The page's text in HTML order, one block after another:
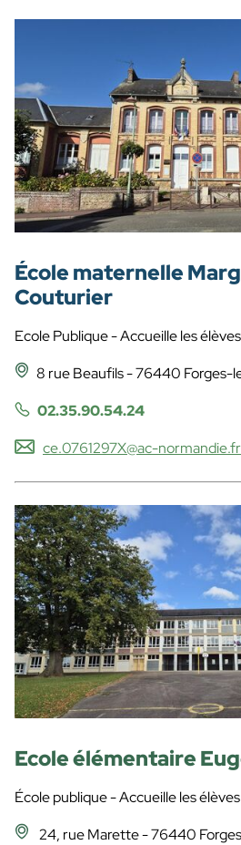
École maternelle
Couturier
Ecole Publique - Accueille les
8 rue Beaufils - 76440 Forges-
02.35.90.54.24
ce.0761297X@ac-normandie.fr
Ecole élémentaire
École publique - Accueille les
24, rue Marette - 76440